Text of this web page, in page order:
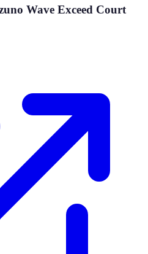
Wave Exceed Court